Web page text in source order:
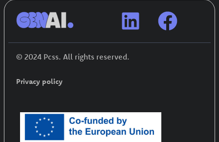
© 2024 Pcss. All rights reserved.
Privacy policy